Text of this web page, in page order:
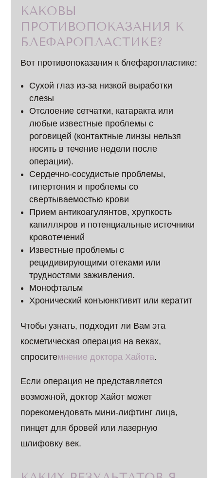
КАКОВЫ
ПРОТИВОПОКАЗАНИЯ К
БЛЕФАРОПЛАСТИКЕ?
Вот противопоказания к блефаропластике:
Сухой глаз из-за низкой выработки
слезы
Отслоение сетчатки, катаракта или
любые известные проблемы с
роговицей (контактные линзы нельзя
носить в течение недели после
операции).
Сердечно-сосудистые проблемы,
гипертония и проблемы со
свертываемостью крови
Прием антикоагулянтов, хрупкость
капилляров и потенциальные источники
кровотечений
Известные проблемы с
рецидивирующими отеками или
трудностями заживления.
Монофтальм
Хронический конъюнктивит или кератит
Чтобы узнать, подходит ли Вам эта
косметическая операция на веках,
спроситемнение доктора Хайота.
Если операция не представляется
возможной, доктор Хайот может
порекомендовать мини-лифтинг лица,
пинцет для бровей или лазерную
шлифовку век.